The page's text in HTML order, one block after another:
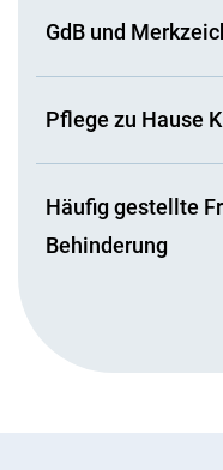
GdB und
Pflege zu Hause
Häufig gestellte
Behinderung